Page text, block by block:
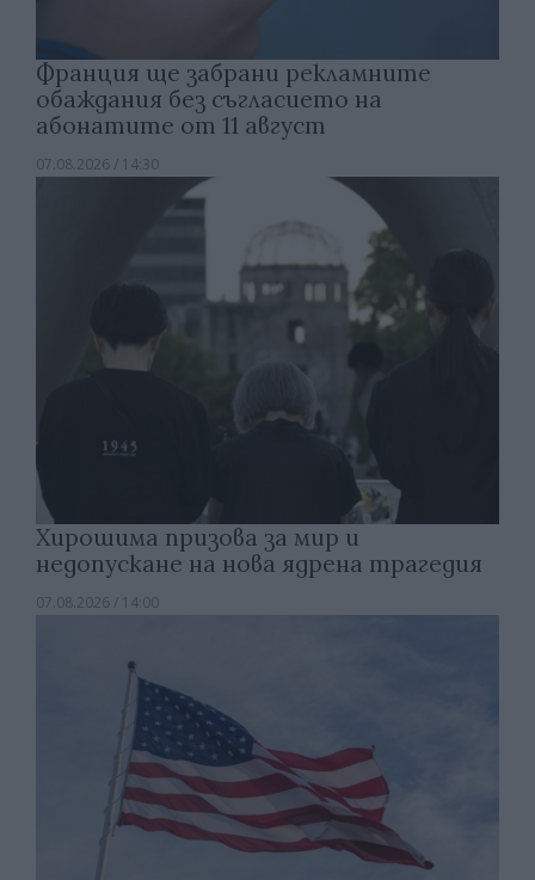
Франция ще забрани рекламните
обаждания без съгласието на
абонатите от 11 август
07.08.2026 / 14:30
Хирошима призова за мир и
недопускане на нова ядрена трагедия
07.08.2026 / 14:00